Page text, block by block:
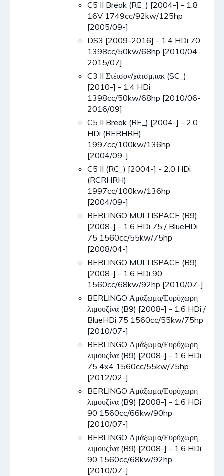
C5 II Break (RE_) [2004-] - 1.8
16V 1749cc/92kw/125hp
[2005/09-]
DS3 [2009-2016] - 1.4 HDi 70
1398cc/50kw/68hp [2010/04-
2015/07]
C3 II Στέισον/χάτσμπακ (SC_)
[2010-] - 1.4 HDi
1398cc/50kw/68hp [2010/06-
2016/09]
C5 II Break (RE_) [2004-] - 2.0
HDi (RERHRH)
1997cc/100kw/136hp
[2004/09-]
C5 II (RC_) [2004-] - 2.0 HDi
(RCRHRH)
1997cc/100kw/136hp
[2004/09-]
BERLINGO MULTISPACE (B9)
[2008-] - 1.6 HDi 75 / BlueHDi
75 1560cc/55kw/75hp
[2008/04-]
BERLINGO MULTISPACE (B9)
[2008-] - 1.6 HDi 90
1560cc/68kw/92hp [2010/07-]
BERLINGO Αμάξωμα/Ευρύχωρη
λιμουζίνα (B9) [2008-] - 1.6 HDi /
BlueHDi 75 1560cc/55kw/75hp
[2010/07-]
BERLINGO Αμάξωμα/Ευρύχωρη
λιμουζίνα (B9) [2008-] - 1.6 HDi
75 4x4 1560cc/55kw/75hp
[2012/02-]
BERLINGO Αμάξωμα/Ευρύχωρη
λιμουζίνα (B9) [2008-] - 1.6 HDi
90 1560cc/66kw/90hp
[2010/07-]
BERLINGO Αμάξωμα/Ευρύχωρη
λιμουζίνα (B9) [2008-] - 1.6 HDi
90 1560cc/68kw/92hp
[2010/07-]